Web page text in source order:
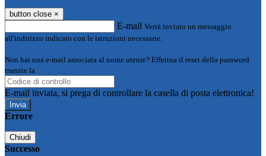
button close ×
E-mail Verrà inviato un messaggio
all'indirizzo indicato con le istruzioni necessarie.
Non hai una e-mail associata al nome utente? Effettua il reset della password
tramite la
E-mail inviata, si prega di controllare la casella di posta elettronica!
Errore
Chiudi
Successo